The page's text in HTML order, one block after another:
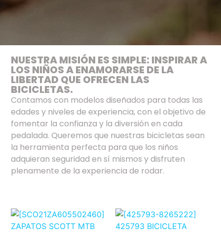
NUESTRA MISIÓN ES SIMPLE: INSPIRAR A
LOS NIÑOS A ENAMORARSE DE LA
LIBERTAD QUE OFRECEN LAS
BICICLETAS.
Contamos con modelos diseñados para todas las
edades y niveles de experiencia, con el objetivo de
fomentar la confianza y la diversión en cada
pedalada. Queremos que nuestras bicicletas sean
la herramienta perfecta para que los niños
adquieran seguridad en sí mismos y disfruten
plenamente de la experiencia de rodar.